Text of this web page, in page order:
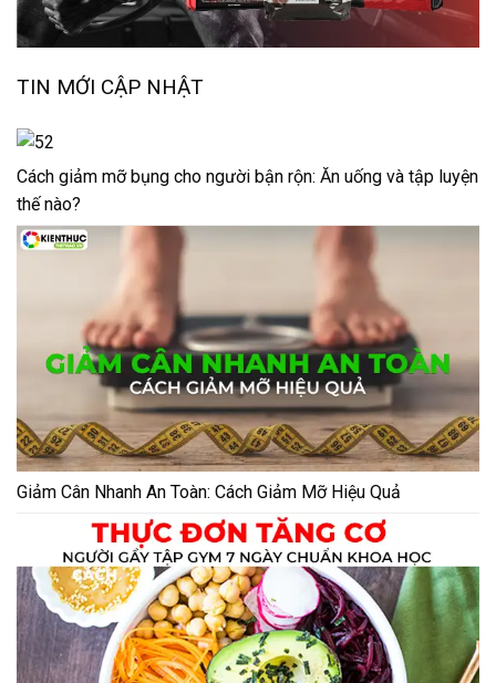
TIN MỚI CẬP NHẬT
Cách giảm mỡ bụng cho người bận rộn: Ăn uống và tập luyện
thế nào?
Giảm Cân Nhanh An Toàn: Cách Giảm Mỡ Hiệu Quả